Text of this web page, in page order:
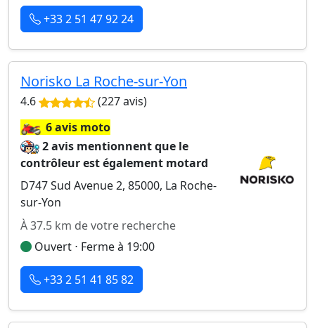
+33 2 51 47 92 24
Norisko La Roche-sur-Yon
4.6 (227 avis)
🏍️6 avis moto
2 avis mentionnent que le
contrôleur est également motard
D747 Sud Avenue 2, 85000, La Roche-
sur-Yon
À 37.5 km de votre recherche
Ouvert ⋅ Ferme à 19:00
+33 2 51 41 85 82